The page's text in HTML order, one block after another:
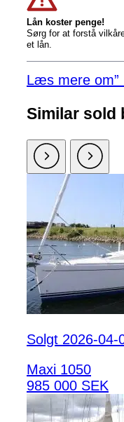
Lån koster penge!
Sørg for at forstå
et lån.
Læs mere om”
Similar sold
Solgt 2026-04-
Maxi 1050
985 000 SEK